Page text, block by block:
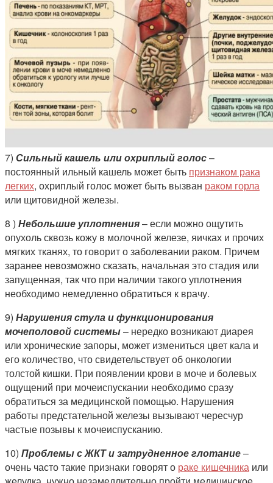
7) Сильный кашель или охриплый голос–
постоянный ильный кашель может быть признаком рака
легких, охриплый голос может быть вызван раком горла
или щитовидной железы.
8 ) Небольшие уплотнения– если можно ощутить
опухоль сквозь кожу в молочной железе, яичках и прочих
мягких тканях, то говорит о заболевании раком. Причем
заранее невозможно сказать, начальная это стадия или
запущенная, так что при наличии такого уплотнения
необходимо немедленно обратиться к врачу.
9) Нарушения стула и функционирования
мочеполовой системы– нередко возникают диарея
или хронические запоры, может измениться цвет кала и
его количество, что свидетельствует об онкологии
толстой кишки. При появлении крови в моче и болевых
ощущений при мочеиспускании необходимо сразу
обратиться за медицинской помощью. Нарушения
работы предстательной железы вызывают чересчур
частые позывы к мочеиспусканию.
10) Проблемы с ЖКТ и затрудненное глотание–
очень часто такие признаки говорят о раке кишечника или